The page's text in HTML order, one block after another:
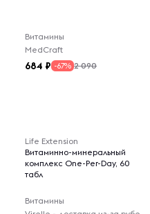
Витамины
MedCraft
684 -67% 2 090
Life Extension
Витаминно-минеральный
комплекс One-Per-Day, 60
табл
Витамины